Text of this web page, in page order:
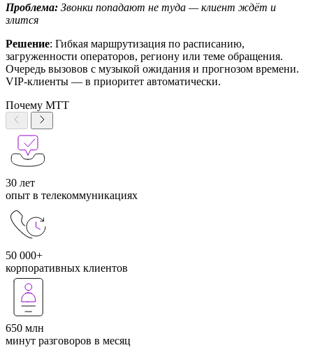
Проблема: Звонки попадают не туда — клиент ждёт и
злится
Решение: Гибкая маршрутизация по расписанию,
загруженности операторов, региону или теме обращения.
Очередь вызовов с музыкой ожидания и прогнозом времени.
VIP-клиенты — в приоритет автоматически.
Почему МТТ
30 лет
опыт в телекоммуникациях
50 000+
корпоративных клиентов
650 млн
минут разговоров в месяц